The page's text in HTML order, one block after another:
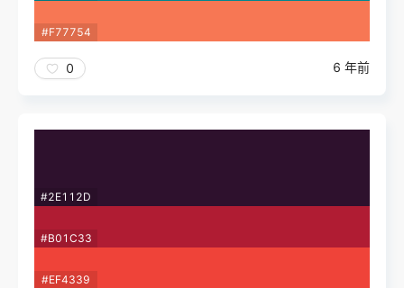
#F77754
0 6 年前
#2E112D
#B01C33
#EF4339